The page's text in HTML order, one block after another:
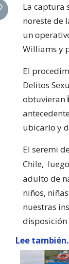
La captura
noreste de
un
Williams y
El
Delitos
obtuvieran
ubicarlo y
El seremi
Chile,
adulto de
niños,
nuestras
disposición
Lee